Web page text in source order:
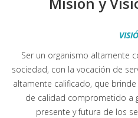
Ser un organismo altamente
sociedad, con la vocación de
altamente calificado, que
de calidad comprometido a
presente y futura de los